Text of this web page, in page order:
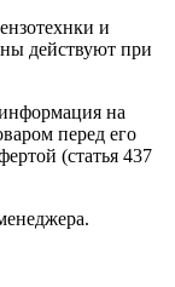
и
действуют при
на
перед его
(статья 437